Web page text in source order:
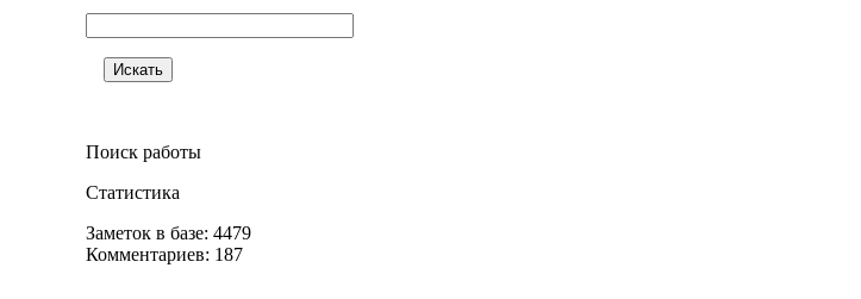
Поиск работы
Статистика
Заметок в базе: 4479
Комментариев: 187